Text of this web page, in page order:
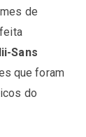
de
Sans
que foram
do